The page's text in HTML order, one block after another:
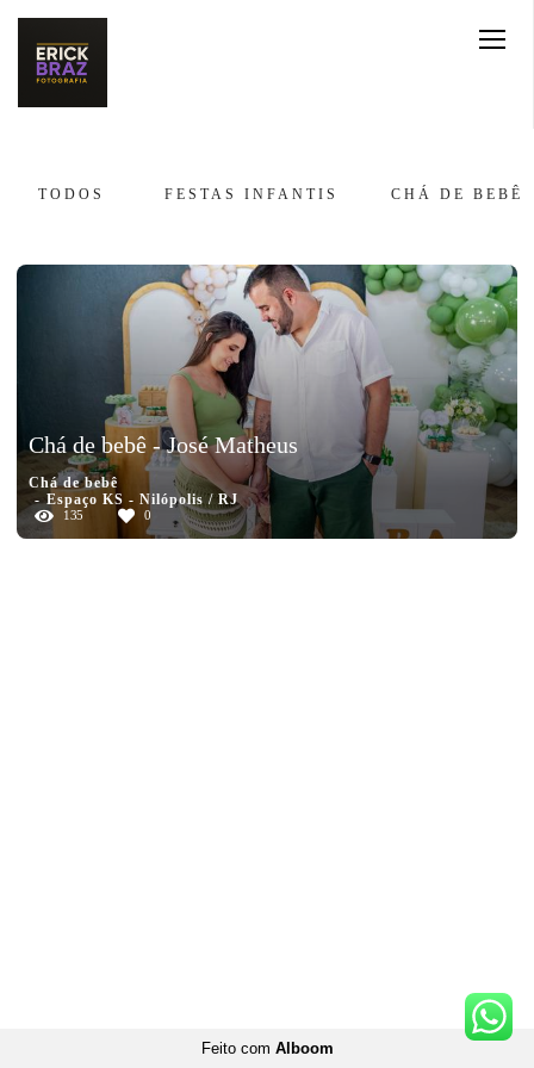
TODOS FESTAS INFANTIS CHÁ DE BEBÊ
Chá de bebê - José Matheus
Chá de bebê
Espaço KS - Nilópolis / RJ
135 0
Feito com Alboom